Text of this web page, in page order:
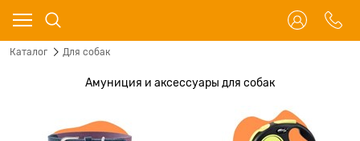
Каталог Для собак
Амуниция и аксессуары для собак